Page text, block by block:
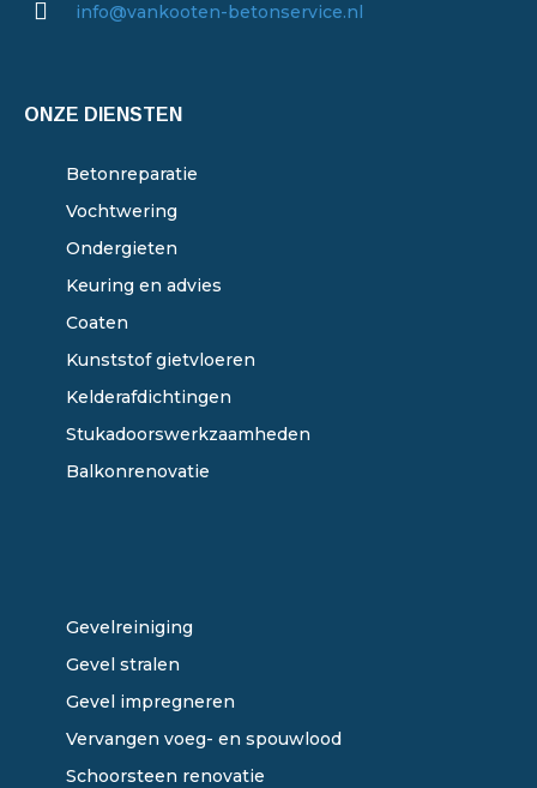
info@vankooten-betonservice.nl
ONZE DIENSTEN
Betonreparatie
Vochtwering
Ondergieten
Keuring en advies
Coaten
Kunststof gietvloeren
Kelderafdichtingen
Stukadoorswerkzaamheden
Balkonrenovatie
Gevelreiniging
Gevel stralen
Gevel impregneren
Vervangen voeg- en spouwlood
Schoorsteen renovatie